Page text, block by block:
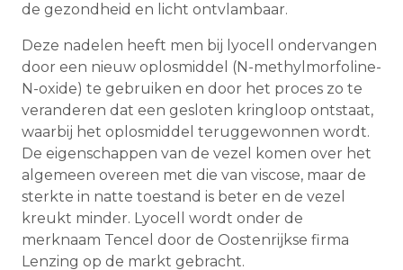
de gezondheid en licht ontvlambaar.
Deze nadelen heeft men bij lyocell ondervangen
door een nieuw oplosmiddel (N-methylmorfoline-
N-oxide) te gebruiken en door het proces zo te
veranderen dat een gesloten kringloop ontstaat,
waarbij het oplosmiddel teruggewonnen wordt.
De eigenschappen van de vezel komen over het
algemeen overeen met die van viscose, maar de
sterkte in natte toestand is beter en de vezel
kreukt minder. Lyocell wordt onder de
merknaam Tencel door de Oostenrijkse firma
Lenzing op de markt gebracht.